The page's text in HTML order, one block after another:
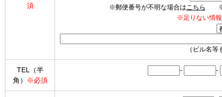
須
※郵便番号が不明な場合はこちら ※海
※足りない情
（ビル名
TEL（半
角）
※必須
- -